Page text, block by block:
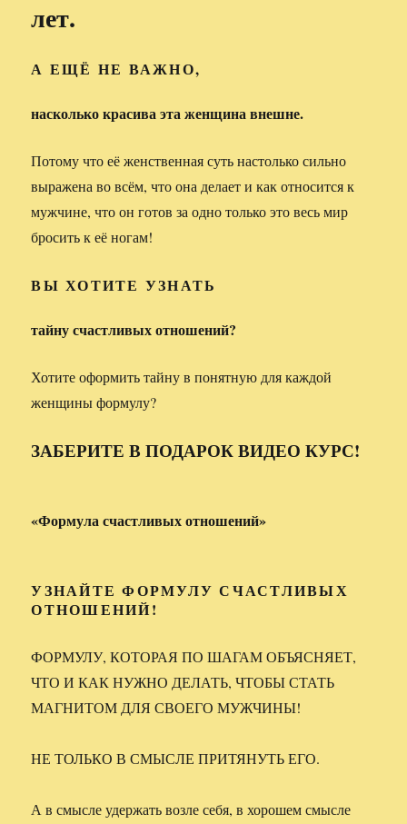
лет.
А ЕЩЁ НЕ ВАЖНО,
насколько красива эта женщина внешне.
Потому что её женственная суть настолько сильно
выражена во всём, что она делает и как относится к
мужчине, что он готов за одно только это весь мир
бросить к её ногам!
ВЫ ХОТИТЕ УЗНАТЬ
тайну счастливых отношений?
Хотите оформить тайну в понятную для каждой
женщины формулу?
ЗАБЕРИТЕ В ПОДАРОК ВИДЕО КУРС!
«Формула счастливых отношений»
УЗНАЙТЕ ФОРМУЛУ СЧАСТЛИВЫХ
ОТНОШЕНИЙ!
ФОРМУЛУ, КОТОРАЯ ПО ШАГАМ ОБЪЯСНЯЕТ,
ЧТО И КАК НУЖНО ДЕЛАТЬ, ЧТОБЫ СТАТЬ
МАГНИТОМ ДЛЯ СВОЕГО МУЖЧИНЫ!
НЕ ТОЛЬКО В СМЫСЛЕ ПРИТЯНУТЬ ЕГО.
А в смысле удержать возле себя, в хорошем смысле